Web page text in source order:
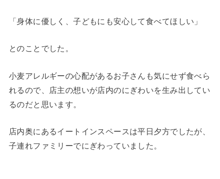
「身体に優しく、子どもにも安心して食べてほしい」
とのことでした。
小麦アレルギーの心配があるお子さんも気にせず食べら
れるので、店主の想いが店内のにぎわいを生み出してい
るのだと思います。
店内奥にあるイートインスペースは平日夕方でしたが、
子連れファミリーでにぎわっていました。